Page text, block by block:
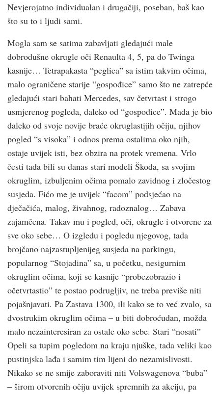
Nevjerojatno individualan i drugačiji, poseban, baš kao
što su to i ljudi sami.
Mogla sam se satima zabavljati gledajući male
dobrodušne okrugle oči Renaulta 4, 5, pa do Twinga
kasnije… Tetrapakasta “peglica” sa istim takvim očima,
malo ograničene starije “gospođice” samo što ne zatrepće
gledajući stari bahati Mercedes, sav četvrtast i strogo
usmjerenog pogleda, daleko od “gospođice”. Mada je bio
daleko od svoje novije braće okruglastijih očiju, njihov
pogled “s visoka” i odnos prema ostalima oko njih,
ostaje uvijek isti, bez obzira na protek vremena. Vrlo
česti tada bili su danas stari modeli Škoda, sa svojim
okruglim, izbuljenim očima pomalo zavidnog i zločestog
susjeda. Fićo me je uvijek “facom” podsjećao na
dječačića, malog, živahnog, radoznalog… Zabava
zajamčena. Takav mu i pogled, oči, okrugle i otvorene za
sve oko sebe… O izgledu i pogledu njegovog, tada
brojčano najzastupljenijeg susjeda na parkingu,
popularnog “Stojadina” sa, u početku, nesigurnim
okruglim očima, koji se kasnije “probezobrazio i
očetvrtastio” te postao podrugljiv, ne treba previše niti
pojašnjavati. Pa Zastava 1300, ili kako se to već zvalo, sa
dvostrukim okruglim očima – u biti dobroćudan, možda
malo nezainteresiran za ostale oko sebe. Stari “nosati”
Opeli sa tupim pogledom na kraju njuške, tada veliki kao
pustinjska lađa i samim tim lijeni do nezamislivosti.
Nikako se ne smije zaboraviti niti Volswagenova “buba”
– širom otvorenih očiju uvijek spremnih za akciju, pa